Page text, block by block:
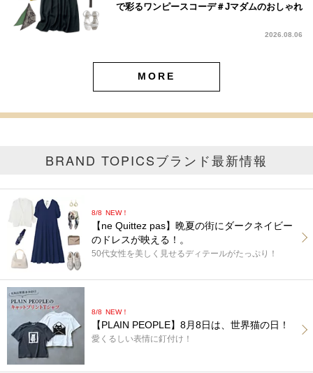
で彩るワンピースコーデ＃Jマダムのおしゃれ
2026.08.06
MORE
BRAND TOPICSブランド最新情報
8/8 NEW！
【ne Quittez pas】晩夏の街にダークネイビー
のドレスが映える！。
50代女性を美しく見せるディテールがたっぷり！
8/8 NEW！
【PLAIN PEOPLE】8月8日は、世界猫の日！
愛くるしい表情に釘付け！